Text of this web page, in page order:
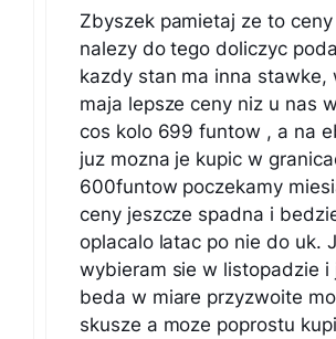
Zbyszek pamietaj ze to
nalezy do tego doliczyc
kazdy stan ma inna stawke,
maja lepsze ceny niz u nas
cos kolo 699 funtow , a na
juz mozna je kupic w
600funtow poczekamy
ceny jeszcze spadna i
oplacalo latac po nie do uk.
wybieram sie w listopadzie i
beda w miare przyzwoite
skusze a moze poprostu